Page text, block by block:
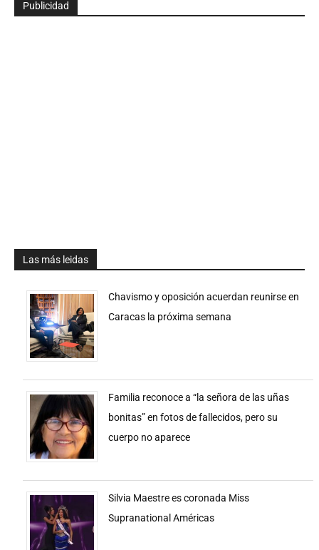
Publicidad
Las más leidas
Chavismo y oposición acuerdan reunirse en
Caracas la próxima semana
Familia reconoce a “la señora de las uñas
bonitas” en fotos de fallecidos, pero su
cuerpo no aparece
Silvia Maestre es coronada Miss
Supranational Américas